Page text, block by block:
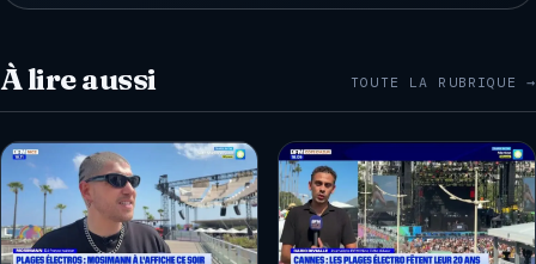
À lire aussi TOUTE LA RUBRIQUE →